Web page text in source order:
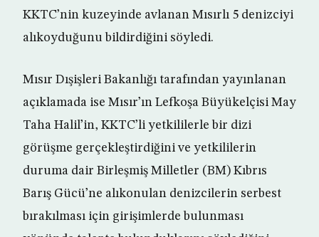
KKTC’nin kuzeyinde avlanan Mısırlı 5 denizciyi
alıkoyduğunu bildirdiğini söyledi.
Mısır Dışişleri Bakanlığı tarafından yayınlanan
açıklamada ise Mısır’ın Lefkoşa Büyükelçisi May
Taha Halil’in, KKTC’li yetkililerle bir dizi
görüşme gerçekleştirdiğini ve yetkililerin
duruma dair Birleşmiş Milletler (BM) Kıbrıs
Barış Gücü’ne alıkonulan denizcilerin serbest
bırakılması için girişimlerde bulunması